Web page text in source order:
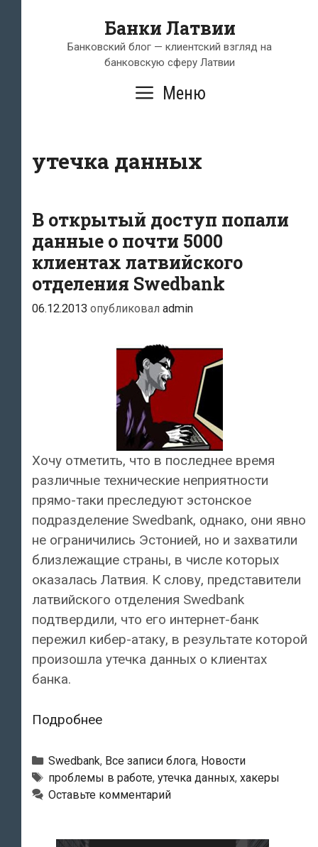
содержимому
Банки Латвии
Банковский блог — клиентский взгляд на
банковскую сферу Латвии
Меню
утечка данных
В открытый доступ попали
данные о почти 5000
клиентах латвийского
отделения Swedbank
06.12.2013 опубликовал admin
Хочу отметить, что в последнее время
различные технические неприятности
прямо-таки преследуют эстонское
подразделение Swedbank, однако, они явно
не ограничились Эстонией, но и захватили
близлежащие страны, в числе которых
оказалась Латвия. К слову, представители
латвийского отделения Swedbank
подтвердили, что его интернет-банк
пережил кибер-атаку, в результате которой
произошла утечка данных о клиентах
банка.
ПодробнееВ
доступ
попали
данные
почти
Рубрики
Swedbank, Все записи блога, Новости
Тэги
проблемы в работе, утечка данных, хакеры
Оставьте комментарий